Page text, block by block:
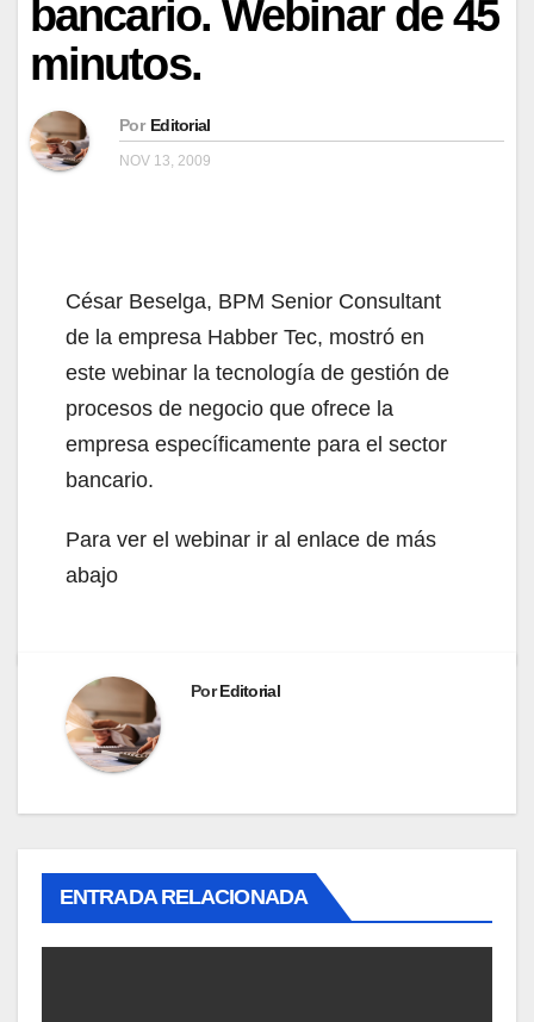
bancario. Webinar de 45
minutos.
Por Editorial
NOV 13, 2009
César Beselga, BPM Senior Consultant
de la empresa Habber Tec, mostró en
este webinar la tecnología de gestión de
procesos de negocio que ofrece la
empresa específicamente para el sector
bancario.
Para ver el webinar ir al enlace de más
abajo
PorEditorial
ENTRADA RELACIONADA